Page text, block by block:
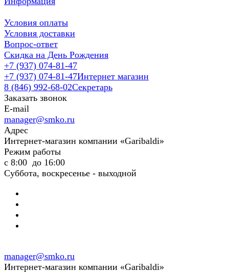
Условия оплаты
Условия доставки
Вопрос-ответ
Скидка на День Рождения
+7 (937) 074-81-47
+7 (937) 074-81-47Интернет магазин
8 (846) 992-68-02Секретарь
Заказать звонок
E-mail
manager@smko.ru
Адрес
Интернет-магазин компании «Garibaldi»
Режим работы
с 8:00 до 16:00
Суббота, воскресенье - выходной
manager@smko.ru
Интернет-магазин компании «Garibaldi»